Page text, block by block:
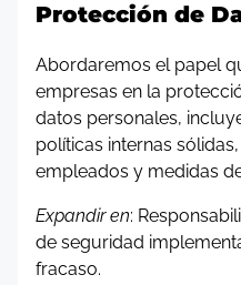
Protección de
Abordaremos el papel
empresas en la
datos personales,
políticas internas
empleados y medidas
Expandir en:
de seguridad
fracaso.